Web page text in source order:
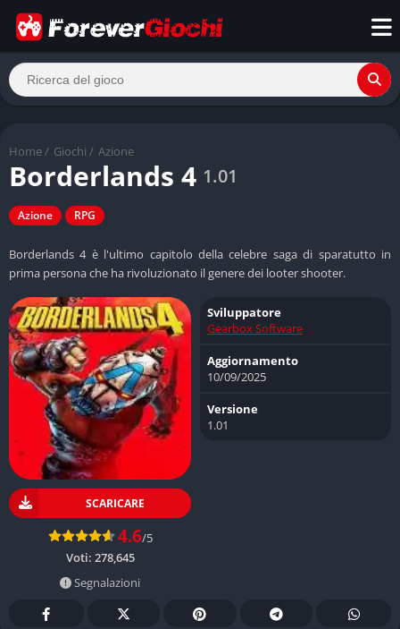
Home / Giochi / Azione
Borderlands 4 1.01
Azione RPG
Borderlands 4 è l'ultimo capitolo della celebre saga di sparatutto in
prima persona che ha rivoluzionato il genere dei looter shooter.
SCARICARE
4.6/5
Voti: 278,645
Segnalazioni
Sviluppatore
Gearbox Software
Aggiornamento
10/09/2025
Versione
1.01